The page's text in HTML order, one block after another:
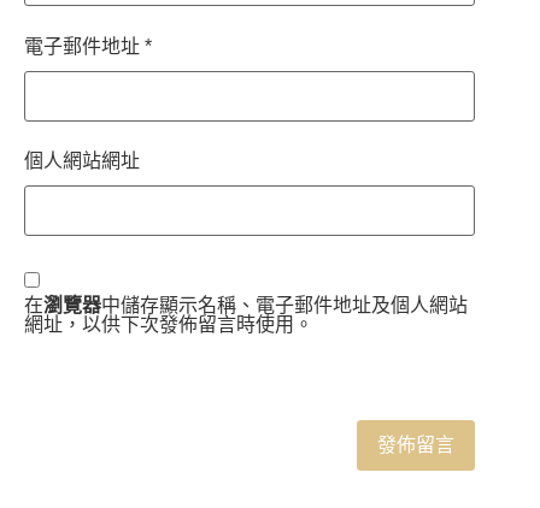
電子郵件地址 *
個人網站網址
在瀏覽器中儲存顯示名稱、電子郵件地址及個人網站
網址，以供下次發佈留言時使用。